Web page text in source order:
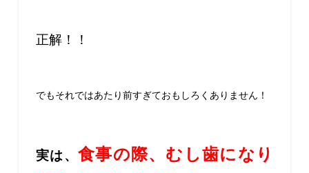
正解！！
でもそれではあたり前すぎておもしろくありません！
実は、 食事の際、むし歯になり